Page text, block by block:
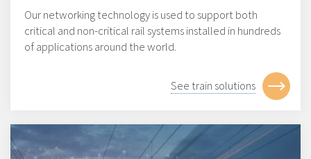
Our networking technology is used to support both
critical and non-critical rail systems installed in hundreds
of applications around the world.
See train solutions